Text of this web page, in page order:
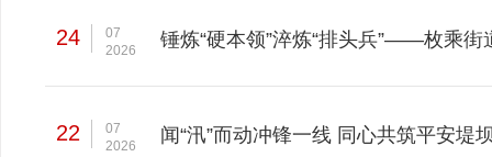
24
07
2026
锤炼“硬本领”淬炼“排头兵”——枚乘
22
07
2026
闻“汛”而动冲锋一线 同心共筑平安